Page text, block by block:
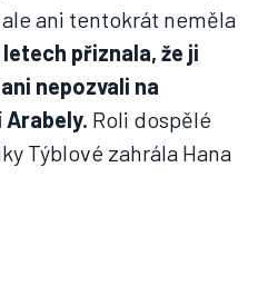
ani tentokrát neměla
letech přiznala, že ji
nepozvali na
Roli dospělé
Týblové zahrála Hana